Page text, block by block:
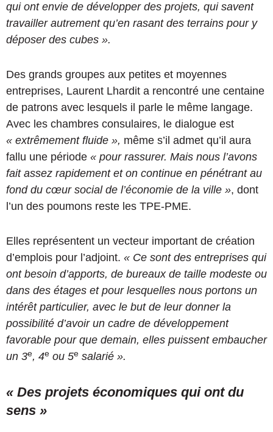
qui ont envie de développer des projets, qui savent
travailler autrement qu’en rasant des terrains pour y
déposer des cubes ».
Des grands groupes aux petites et moyennes
entreprises, Laurent Lhardit a rencontré une centaine
de patrons avec lesquels il parle le même langage.
Avec les chambres consulaires, le dialogue est
« extrêmement fluide », même s’il admet qu’il aura
fallu une période « pour rassurer. Mais nous l’avons
fait assez rapidement et on continue en pénétrant au
fond du cœur social de l’économie de la ville », dont
l’un des poumons reste les TPE-PME.
Elles représentent un vecteur important de création
d’emplois pour l’adjoint. « Ce sont des entreprises qui
ont besoin d’apports, de bureaux de taille modeste ou
dans des étages et pour lesquelles nous portons un
intérêt particulier, avec le but de leur donner la
possibilité d’avoir un cadre de développement
favorable pour que demain, elles puissent embaucher
un 3e, 4e ou 5e salarié ».
« Des projets économiques qui ont du
sens »